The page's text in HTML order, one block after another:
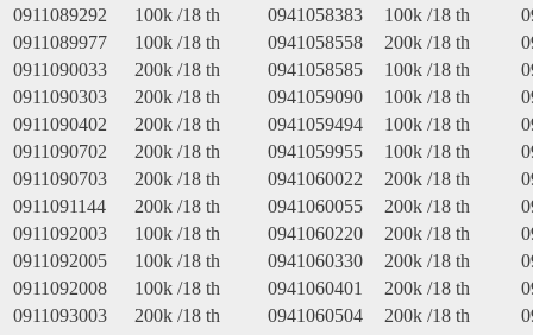
0911089292
100k /18 th 0941058383 100k /18 th
0911089977
100k /18 th 0941058558 200k /18 th
0911090033
200k /18 th 0941058585 100k /18 th
0911090303
200k /18 th 0941059090 100k /18 th
0911090402
200k /18 th 0941059494 100k /18 th
0911090702
200k /18 th 0941059955 100k /18 th
0911090703
200k /18 th 0941060022 200k /18 th
0911091144
200k /18 th 0941060055 200k /18 th
0911092003
100k /18 th 0941060220 200k /18 th
0911092005
100k /18 th 0941060330 200k /18 th
0911092008
100k /18 th 0941060401 200k /18 th
0911093003
200k /18 th 0941060504 200k /18 th